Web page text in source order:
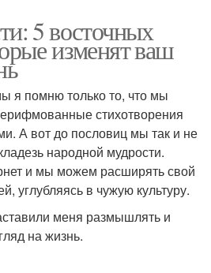
5 восточных
изменят ваш
я помню только то, что мы
стихотворения
А вот до пословиц мы так и не
народной мудрости.
и мы можем расширять свой
углубляясь в чужую культуру.
меня размышлять и
на жизнь.